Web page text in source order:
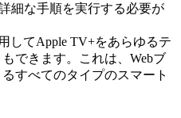
細な手順を実行する必要が
してApple TV+をあらゆるテ
できます。これは、Webブ
すべてのタイプのスマート